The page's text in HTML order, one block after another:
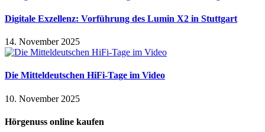
Digitale Exzellenz: Vorführung des Lumin X2 in Stuttgart
14. November 2025
Die Mitteldeutschen HiFi-Tage im Video
10. November 2025
Hörgenuss online kaufen